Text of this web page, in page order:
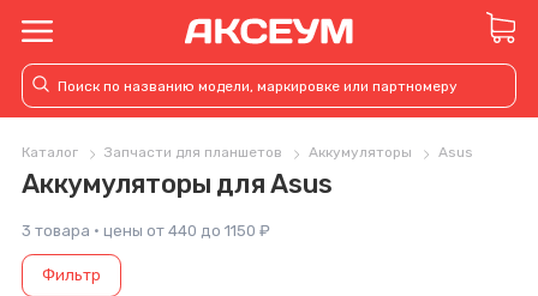
Каталог Запчасти для планшетов Аккумуляторы Asus
Аккумуляторы для Asus
3 товара · цены от 440 до 1150 ₽
Фильтр